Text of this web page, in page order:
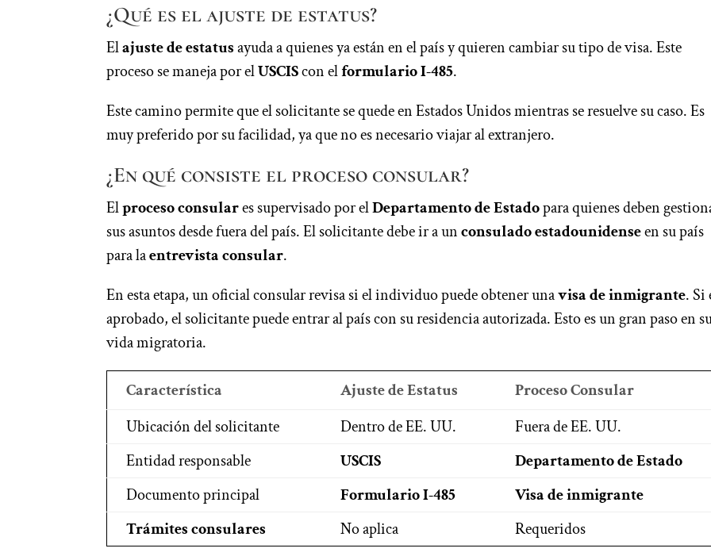
¿Qué es el ajuste de estatus?
Elajuste de estatusayuda a quienes ya están en el país y quieren cambiar su tipo de visa. Este
proceso se maneja por elUSCIScon elformulario I-485.
Este camino permite que el solicitante se quede en Estados Unidos mientras se resuelve su caso. Es
muy preferido por su facilidad, ya que no es necesario viajar al extranjero.
¿En qué consiste el proceso consular?
Elproceso consulares supervisado por elDepartamento de Estadopara quienes deben
sus asuntos desde fuera del país. El solicitante debe ir a unconsulado estadounidenseen su país
para laentrevista consular.
En esta etapa, un oficial consular revisa si el individuo puede obtener unavisa de inmigrante. Si
aprobado, el solicitante puede entrar al país con su residencia autorizada. Esto es un gran paso en
vida migratoria.
Característica Ajuste de Estatus
Proceso Consular
Ubicación del solicitante
Dentro de EE. UU.
Fuera de EE. UU.
Entidad responsable
USCIS
Departamento de Estado
Documento principal
Formulario I-485
Visa de inmigrante
Trámites consulares
No aplica Requeridos